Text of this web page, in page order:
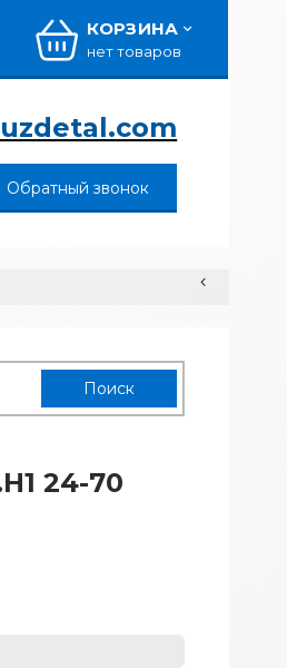
КОРЗИНА
нет товаров
Обратный звонок
24-70